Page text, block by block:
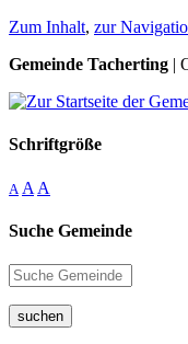
Zum Inhalt, zur
Gemeinde Tacherting |
Schriftgröße
A A A
Suche Gemeinde
suchen